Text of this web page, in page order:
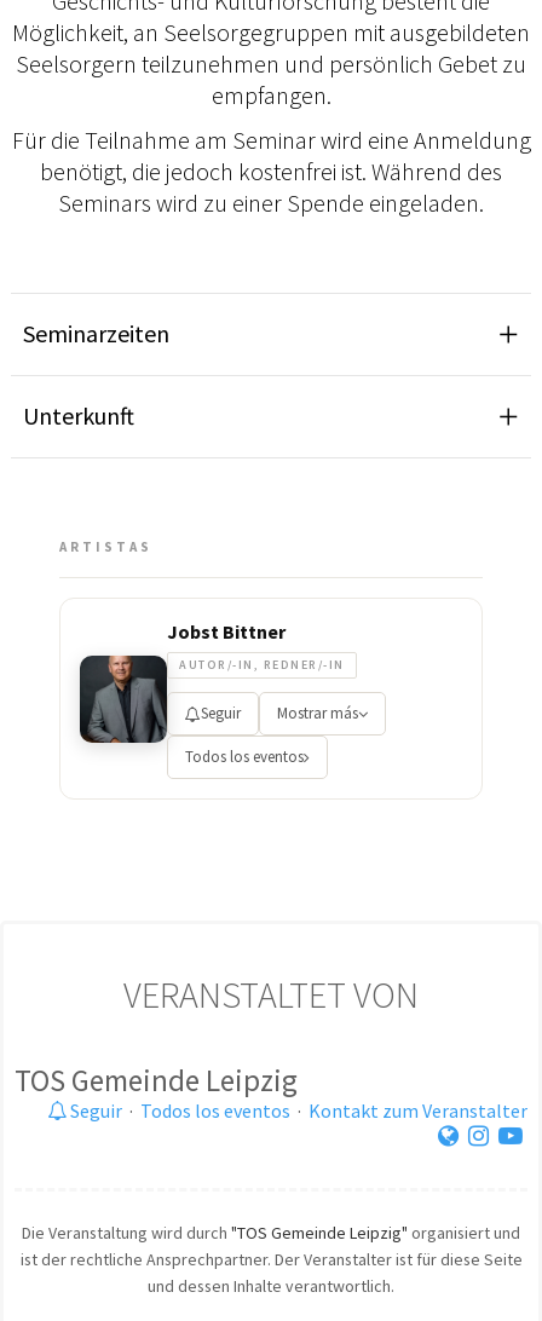
Möglichkeit, an Seelsorgegruppen mit ausgebildeten
Seelsorgern teilzunehmen und persönlich Gebet zu
empfangen.
Für die Teilnahme am Seminar wird eine Anmeldung
benötigt, die jedoch kostenfrei ist. Während des
Seminars wird zu einer Spende eingeladen.
Seminarzeiten
Unterkunft
ARTISTAS
Jobst Bittner
AUTOR/-IN, REDNER/-IN
Seguir Mostrar más
Todos los eventos
VERANSTALTET VON
TOS Gemeinde Leipzig
Seguir · Todos los eventos · Kontakt zum Veranstalter
Die Veranstaltung wird durch "TOS Gemeinde Leipzig" organisiert und
ist der rechtliche Ansprechpartner. Der Veranstalter ist für diese Seite
und dessen Inhalte verantwortlich.